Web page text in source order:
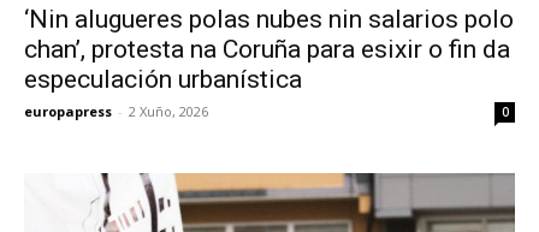
‘Nin alugueres polas nubes nin salarios polo
chan’, protesta na Coruña para esixir o fin da
especulación urbanística
europapress - 2 Xuño, 2026 0